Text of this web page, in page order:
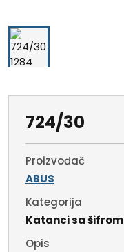
724/30
Proizvođač
ABUS
Kategorija
Katanci sa šifrom
Opis